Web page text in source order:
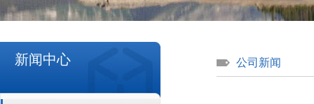
新闻中心 公司新闻